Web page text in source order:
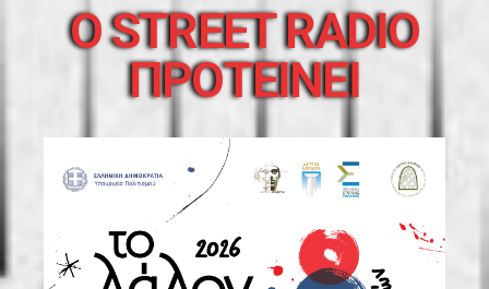
O STREET RADIO
ΠΡΟΤΕΙΝΕΙ